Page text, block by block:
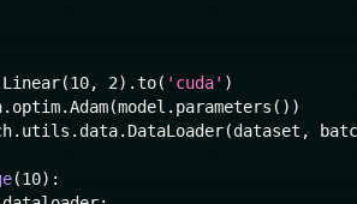
Linear(10, 2) .to( 'cuda' )
. optim.Adam(model . parameters ( ) )
. utils .data. DataLoader(dataset ,
(10) :